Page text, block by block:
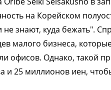
на Корейском
знают, куда бежать".
малого бизнеса,
офисов. Однако, такой
и 25 миллионов иен,